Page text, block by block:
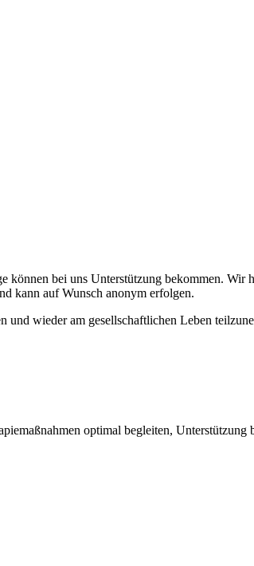
können bei uns Unterstützung bekommen.
kann auf Wunsch anonym erfolgen.
wieder am gesellschaftlichen Leben
optimal begleiten,